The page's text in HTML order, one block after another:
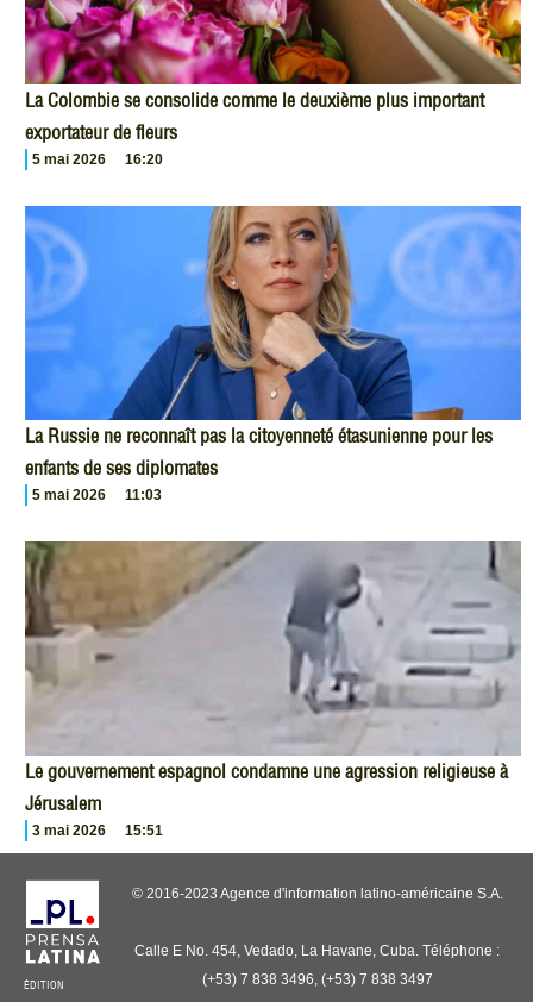
La Colombie se consolide comme le deuxième plus important
exportateur de fleurs
5 mai 2026 16:20
La Russie ne reconnaît pas la citoyenneté étasunienne pour les
enfants de ses diplomates
5 mai 2026 11:03
Le gouvernement espagnol condamne une agression religieuse à
Jérusalem
3 mai 2026 15:51
ÉDITION
© 2016-2023 Agence d'information latino-américaine S.A.
Calle E No. 454, Vedado, La Havane, Cuba. Téléphone :
(+53) 7 838 3496, (+53) 7 838 3497